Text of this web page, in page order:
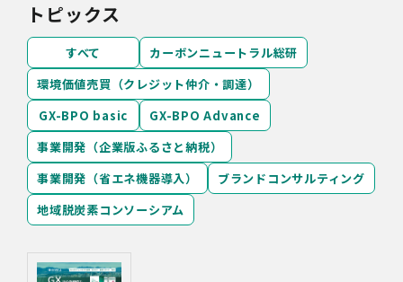
トピックス
すべて
カーボンニュートラル総研
環境価値売買（クレジット仲介・調達）
GX-BPO basic
GX-BPO Advance
事業開発（企業版ふるさと納税）
事業開発（省エネ機器導入）
ブランドコンサルティング
地域脱炭素コンソーシアム